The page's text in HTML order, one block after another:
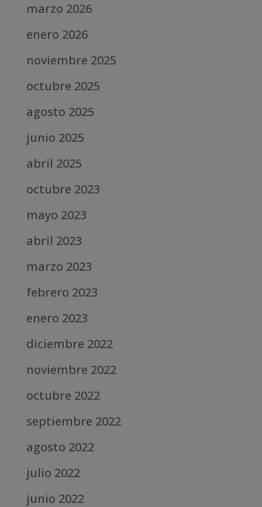
marzo 2026
enero 2026
noviembre 2025
octubre 2025
agosto 2025
junio 2025
abril 2025
octubre 2023
mayo 2023
abril 2023
marzo 2023
febrero 2023
enero 2023
diciembre 2022
noviembre 2022
octubre 2022
septiembre 2022
agosto 2022
julio 2022
junio 2022